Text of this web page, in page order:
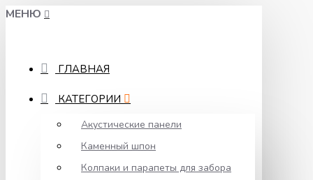
МЕНЮ
ГЛАВНАЯ
КАТЕГОРИИ
Акустические панели
Каменный шпон
Колпаки и парапеты для забора